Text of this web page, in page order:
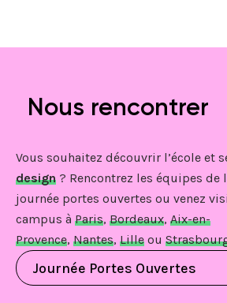
Nous rencontrer
Vous souhaitez découvrir l’école et
design ? Rencontrez les équipes de
journée portes ouvertes ou venez
campus à Paris, Bordeaux, Aix-en-
Provence, Nantes, Lille ou
Journée Portes Ouvertes